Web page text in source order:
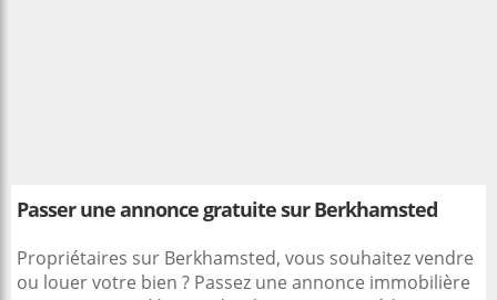
Passer une annonce gratuite sur Berkhamsted
Propriétaires sur Berkhamsted, vous souhaitez vendre
ou louer votre bien ? Passez une annonce immobilière